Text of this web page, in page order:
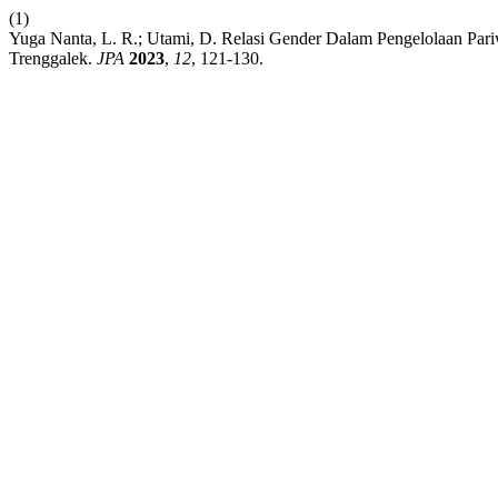
(1)
Yuga Nanta, L. R.; Utami, D. Relasi Gender Dalam Pengelolaan
Trenggalek. JPA 2023, 12, 121-130.